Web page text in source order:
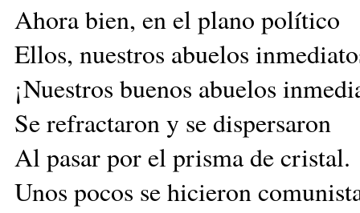
Ahora bien, en el plano político
Ellos, nuestros abuelos
¡Nuestros buenos abuelos
Se refractaron y se dispersaron
Al pasar por el prisma de cristal.
Unos pocos se hicieron